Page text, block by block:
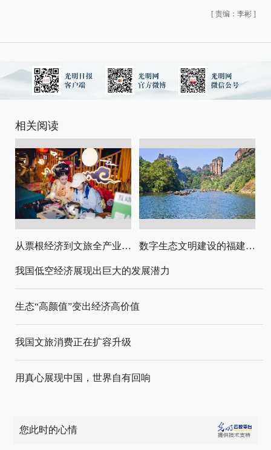
[ 责编：李彬 ]
相关阅读
从票根经济到文旅全产业链升级 数字生态文明建设的福建路径与启示
我国低空经济展现出巨大的发展潜力
生态“高颜值”变出经济高价值
我国文旅消费正在扩容升级
用真心展现中国，世界自有回响
您此时的心情